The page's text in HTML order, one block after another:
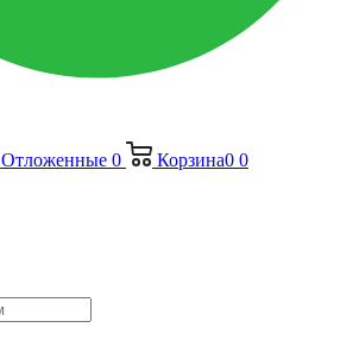
Отложенные 0 Корзина0 0